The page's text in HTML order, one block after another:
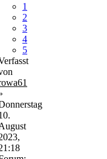
1
2
3
4
5